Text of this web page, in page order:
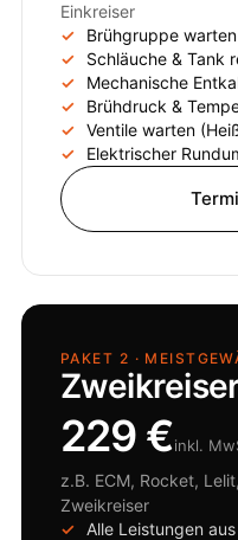
Einkreiser
Brühgruppe warten
Schläuche & Tank
Mechanische
Brühdruck &
Ventile warten
Elektrischer
PAKET 2 ·
229 €inkl.
z.B. ECM, Rocket,
Zweikreiser
Alle Leistungen